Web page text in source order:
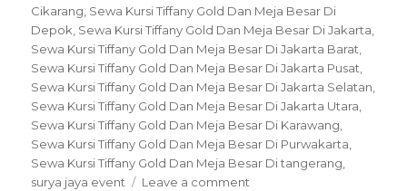
Cikarang Sewa Kursi Tiffany Gold Dan Meja Besar Di
Depok Sewa Kursi Tiffany Gold Dan Meja Besar Di Jakarta
Sewa Kursi Tiffany Gold Dan Meja Besar Di Jakarta Barat
Sewa Kursi Tiffany Gold Dan Meja Besar Di Jakarta Pusat
Sewa Kursi Tiffany Gold Dan Meja Besar Di Jakarta Selatan
Sewa Kursi Tiffany Gold Dan Meja Besar Di Jakarta Utara
Sewa Kursi Tiffany Gold Dan Meja Besar Di Karawang
Sewa Kursi Tiffany Gold Dan Meja Besar Di Purwakarta
Sewa Kursi Tiffany Gold Dan Meja Besar Di tangerang
surya jaya event
Leave a comment